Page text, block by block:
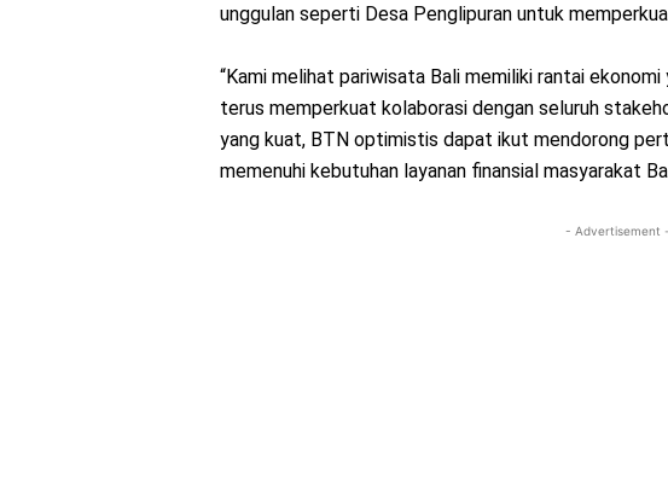
unggulan seperti Desa Penglipuran untuk
“Kami melihat pariwisata Bali memiliki rantai
terus memperkuat kolaborasi dengan seluruh
yang kuat, BTN optimistis dapat ikut mendorong
memenuhi kebutuhan layanan finansial masyarakat
- Advertisement -